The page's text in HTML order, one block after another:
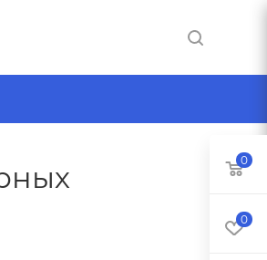
0
0